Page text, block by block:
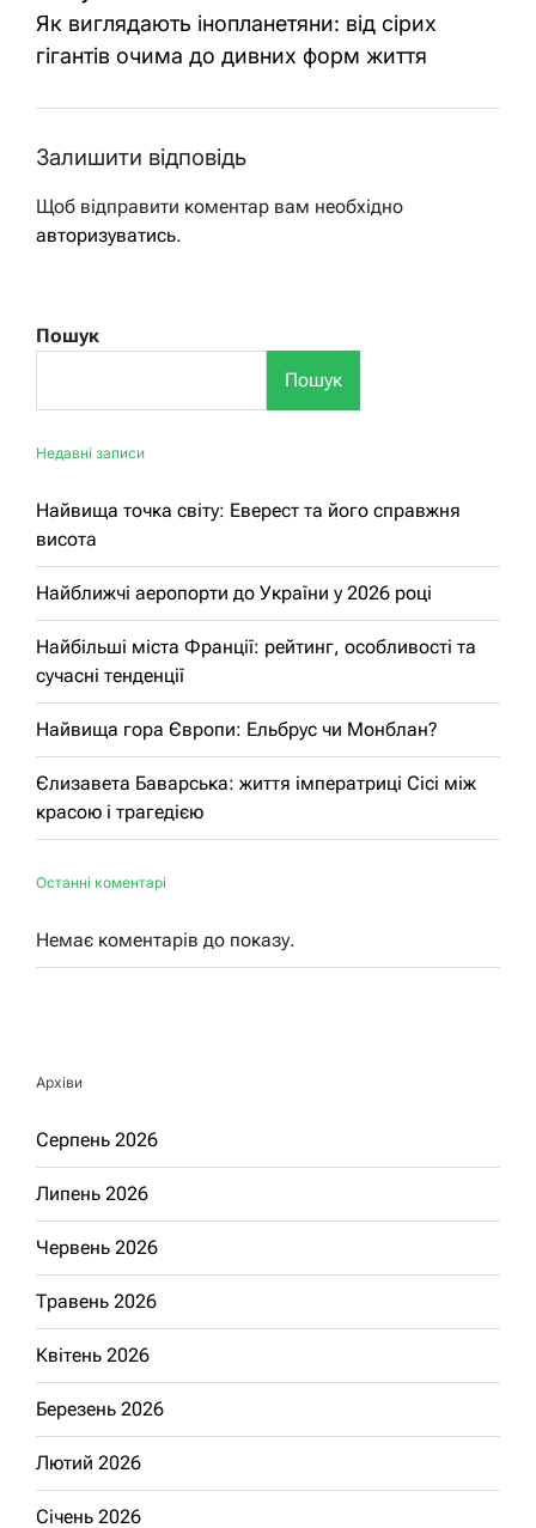
Як виглядають інопланетяни: від сірих
гігантів очима до дивних форм життя
Залишити відповідь
Щоб відправити коментар вам необхідно
авторизуватись.
Пошук
Пошук
Недавні записи
Найвища точка світу: Еверест та його справжня
висота
Найближчі аеропорти до України у 2026 році
Найбільші міста Франції: рейтинг, особливості та
сучасні тенденції
Найвища гора Європи: Ельбрус чи Монблан?
Єлизавета Баварська: життя імператриці Сісі між
красою і трагедією
Останні коментарі
Немає коментарів до показу.
Архіви
Серпень 2026
Липень 2026
Червень 2026
Травень 2026
Квітень 2026
Березень 2026
Лютий 2026
Січень 2026